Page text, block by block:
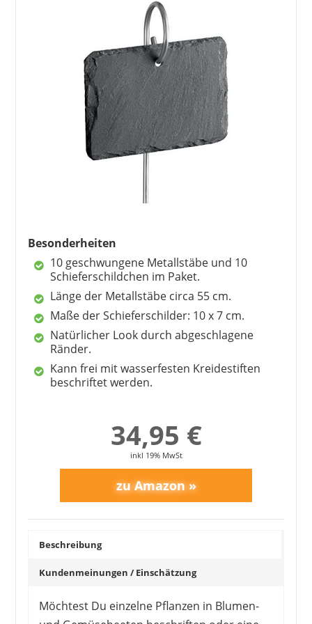
LANOLU
11,90 €
29,95 €*
Besonderheiten
10 geschwungene Metallstäbe und 10
Schieferschildchen im Paket.
Länge der Metallstäbe circa 55 cm.
Maße der Schieferschilder: 10 x 7 cm.
Natürlicher Look durch abgeschlagene
Ränder.
Kann frei mit wasserfesten Kreidestiften
beschriftet werden.
34,95 €
inkl 19% MwSt
Beschreibung
Kundenmeinungen / Einschätzung
Möchtest Du einzelne Pflanzen in Blumen-